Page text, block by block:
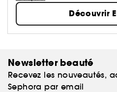
Inspiré par les femmes, il
broderies et des drapés
modernité d'un autre
haute couture, les parfums
Découvrir
Newsletter beauté
Recevez les nouveautés,
Sephora par email